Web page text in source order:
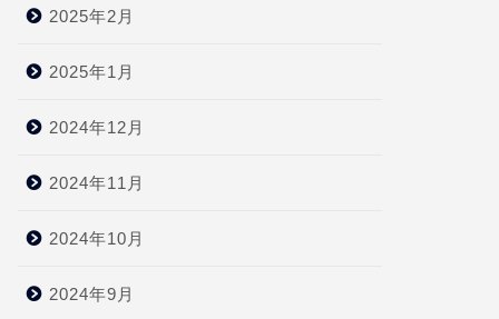
2025年2月
2025年1月
2024年12月
2024年11月
2024年10月
2024年9月